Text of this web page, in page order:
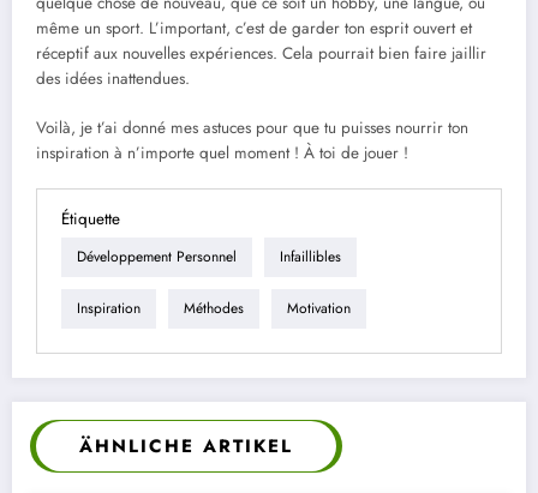
même un sport. L’important, c’est de garder ton esprit ouvert et
réceptif aux nouvelles expériences. Cela pourrait bien faire jaillir
des idées inattendues.
Voilà, je t’ai donné mes astuces pour que tu puisses nourrir ton
inspiration à n’importe quel moment ! À toi de jouer !
Étiquette
Développement Personnel Infaillibles
Inspiration Méthodes Motivation
ÄHNLICHE ARTIKEL